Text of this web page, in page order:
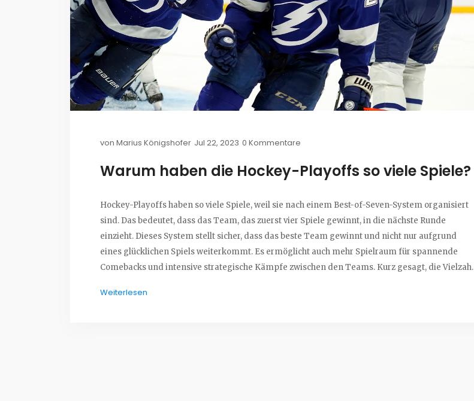
von Marius Königshofer Jul 22, 2023 0 Kommentare
Warum haben die Hockey-Playoffs so viele Spiele?
Hockey-Playoffs haben so viele Spiele, weil sie nach einem Best-of-Seven-System organisiert
sind. Das bedeutet, dass das Team, das zuerst vier Spiele gewinnt, in die nächste Runde
einzieht. Dieses System stellt sicher, dass das beste Team gewinnt und nicht nur aufgrund
eines glücklichen Spiels weiterkommt. Es ermöglicht auch mehr Spielraum für spannende
Comebacks und intensive strategische Kämpfe zwischen den Teams. Kurz gesagt, die Vielzahl
Weiterlesen